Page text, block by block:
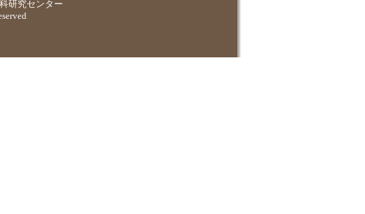
研究センター